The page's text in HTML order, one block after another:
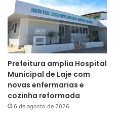
Prefeitura amplia Hospital
Municipal de Laje com
novas enfermarias e
cozinha reformada
6 de agosto de 2026